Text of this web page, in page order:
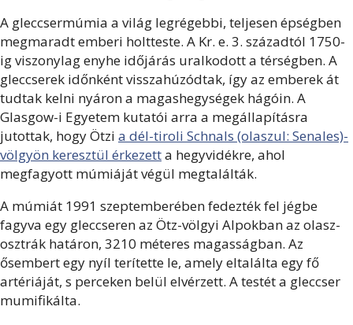
A gleccsermúmia a világ legrégebbi, teljesen épségben
megmaradt emberi holtteste. A Kr. e. 3. századtól 1750-
ig viszonylag enyhe időjárás uralkodott a térségben. A
gleccserek időnként visszahúzódtak, így az emberek át
tudtak kelni nyáron a magashegységek hágóin. A
Glasgow-i Egyetem kutatói arra a megállapításra
jutottak, hogy Ötzi a dél-tiroli Schnals (olaszul: Senales)-
völgyön keresztül érkezetta hegyvidékre, ahol
megfagyott múmiáját végül megtalálták.
A múmiát 1991 szeptemberében fedezték fel jégbe
fagyva egy gleccseren az Ötz-völgyi Alpokban az olasz-
osztrák határon, 3210 méteres magasságban. Az
ősembert egy nyíl terítette le, amely eltalálta egy fő
artériáját, s perceken belül elvérzett. A testét a gleccser
mumifikálta.